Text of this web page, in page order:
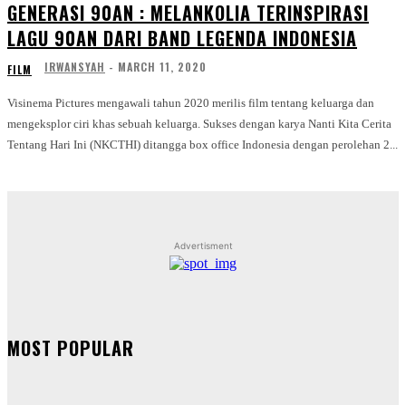
GENERASI 90AN : MELANKOLIA TERINSPIRASI
LAGU 90AN DARI BAND LEGENDA INDONESIA
FILM IRWANSYAH - MARCH 11, 2020
Visinema Pictures mengawali tahun 2020 merilis film tentang keluarga dan
mengeksplor ciri khas sebuah keluarga. Sukses dengan karya Nanti Kita Cerita
Tentang Hari Ini (NKCTHI) ditangga box office Indonesia dengan perolehan 2...
Advertisment
MOST POPULAR